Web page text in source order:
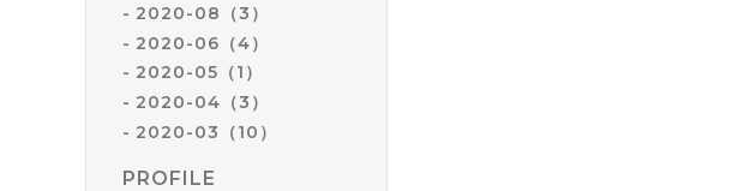
2020-08（3）
2020-06（4）
2020-05（1）
2020-04（3）
2020-03（10）
PROFILE